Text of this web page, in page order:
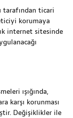
tarafından ticari
korumaya
internet sitesinde
ışığında,
karşı korunması
Değişiklikler ile